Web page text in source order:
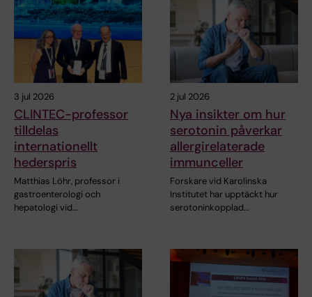
3 jul 2026
CLINTEC-professor
tilldelas
internationellt
hederspris
Matthias Löhr, professor i
gastroenterologi och
hepatologi vid…
2 jul 2026
Nya insikter om hur
serotonin påverkar
allergirelaterade
immunceller
Forskare vid Karolinska
Institutet har upptäckt hur
serotoninkopplad…